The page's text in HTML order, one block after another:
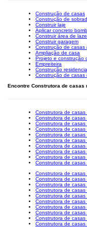
Construção de casas
Construção de
Construir laje
Aplicar concreto
Construir área de
Construir garagem
Construção de casas
Ampliação de casa
Projeto e construção
Empreiteira
Construção
Construção de casas
Encontre Construtora de
Construtora de
Construtora de casas
Construtora de casas
Construtora de casas
Construtora de casas
Construtora de casas
Construtora de casas
Construtora de casas
Construtora de casas
Construtora de casas
Construtora de casas
Construtora de casas
Construtora de casas
Construtora de casas
Construtora de casas
Construtora de casas
Construtora de casas
Construtora de casas
Construtora de casas
Construtora de